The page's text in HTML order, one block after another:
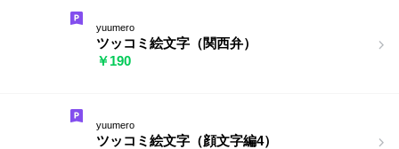
yuumero
ツッコミ絵文字（関西弁）
￥190
yuumero
ツッコミ絵文字（顔文字編4）